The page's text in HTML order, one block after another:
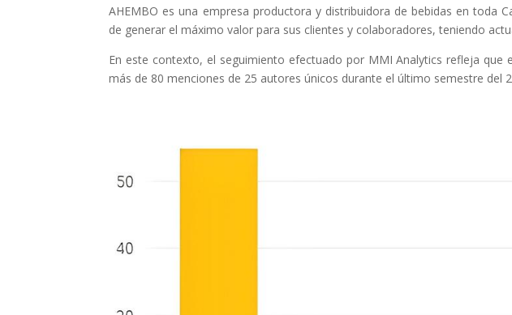
AHEMBO es una empresa productora y distribuidora de bebidas en toda
de generar el máximo valor para sus clientes y colaboradores, teniendo
En este contexto, el seguimiento efectuado por MMI Analytics refleja que
más de 80 menciones de 25 autores únicos durante el último semestre del